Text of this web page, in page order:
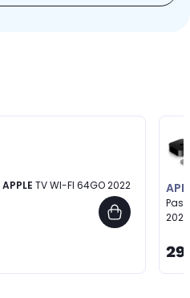
APPLE TV WI-FI 64GO 2022
2022